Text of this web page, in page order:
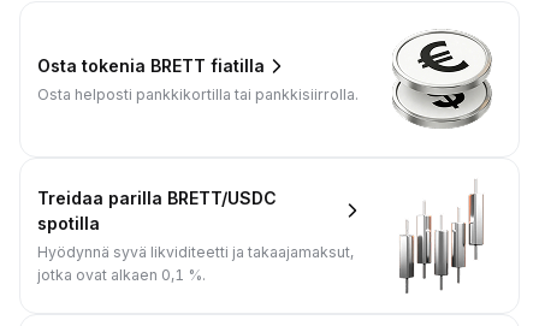
Osta tokenia BRETT fiatilla
Osta helposti pankkikortilla tai pankkisiirrolla.
Treidaa parilla BRETT/USDC
spotilla
Hyödynnä syvä likviditeetti ja takaajamaksut,
jotka ovat alkaen 0,1 %.